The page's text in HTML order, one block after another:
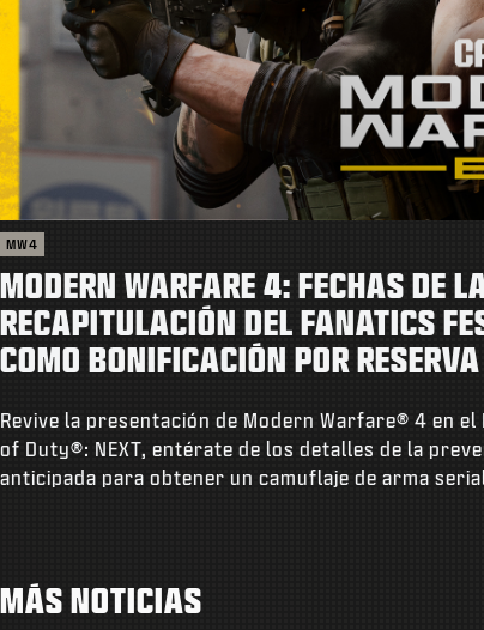
MW4
MODERN WARFARE 4: FECHAS DE
RECAPITULACIÓN DEL FANATICS
COMO BONIFICACIÓN POR
Revive la presentación de Modern Warfare® 4 en
of Duty®: NEXT, entérate de los detalles de la
anticipada para obtener un camuflaje de arma
MÁS NOTICIAS